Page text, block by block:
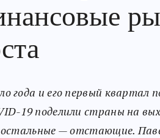
года и его первый квартал
19 поделили страны на
остальные — отстающие.